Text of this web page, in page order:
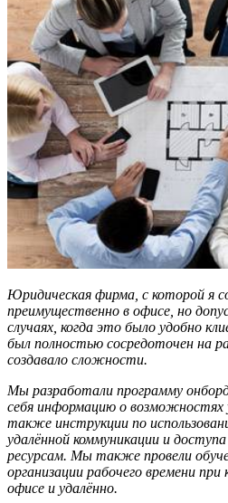
Юридическая фирма, с которой я
преимущественно в офисе, но
случаях, когда это было удобно
был полностью сосредоточен на
создавало сложности.
Мы разработали программу
себя информацию о возможностях
также инструкции по
удалённой коммуникации и
ресурсам. Мы также провели
организации рабочего времени
офисе и удалённо.